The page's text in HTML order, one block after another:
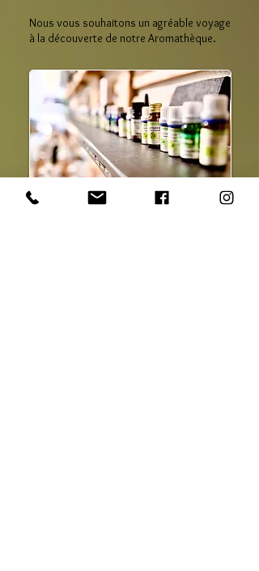
Nous vous souhaitons un agréable voyage
à la découverte de notre Aromathèque.